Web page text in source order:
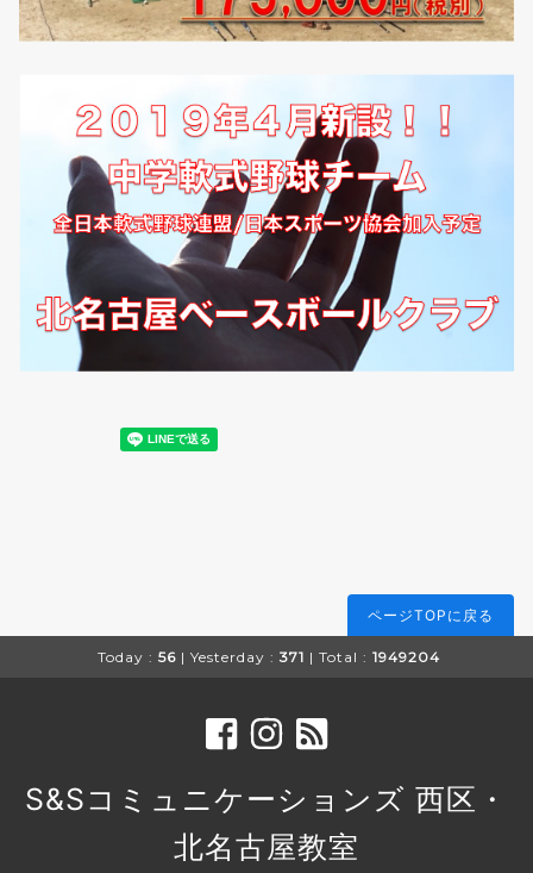
ページTOPに戻る
Today : 56 | Yesterday : 371 | Total : 1949204
S&Sコミュニケーションズ 西区・
北名古屋教室